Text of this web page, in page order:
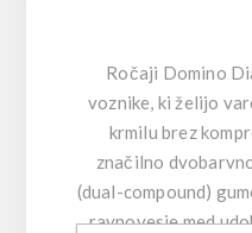
Ročaji Domino
voznike, ki želijo
krmilu brez
značilno
(dual-compound)
ravnovesje med